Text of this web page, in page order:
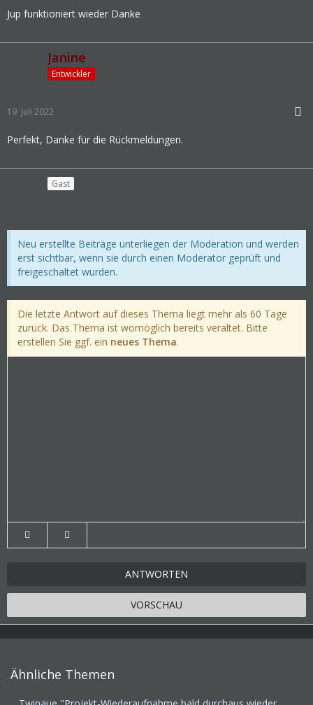
Jup funktioniert wieder Danke
Janine
Entwickler
19. Juli 2022
Perfekt, Danke für die Rückmeldungen.
Gast
Neu erstellte Beiträge unterliegen der Moderation und werden
erst sichtbar, wenn sie durch einen Moderator geprüft und
freigeschaltet wurden.
Die letzte Antwort auf dieses Thema liegt mehr als 60 Tage
zurück. Das Thema ist womöglich bereits veraltet. Bitte
erstellen Sie ggf. ein neues Thema.
ANTWORTEN
VORSCHAU
Ähnliche Themen